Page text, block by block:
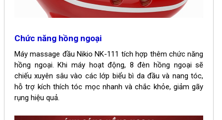
Chức năng hồng ngoại
Máy massage đầu Nikio NK-111 tích hợp thêm chức năng
hồng ngoại. Khi máy hoạt động, 8 đèn hồng ngoại sẽ
chiếu xuyên sâu vào các lớp biểu bì da đầu và nang tóc,
hỗ trợ kích thích tóc mọc nhanh và chắc khỏe, giảm gãy
rụng hiệu quả.